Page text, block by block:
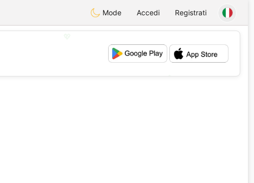
Mode Accedi Registrati
💕